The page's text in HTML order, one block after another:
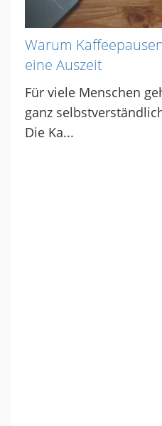
Warum
eine Auszeit
Für viele Menschen
ganz
Die Ka...